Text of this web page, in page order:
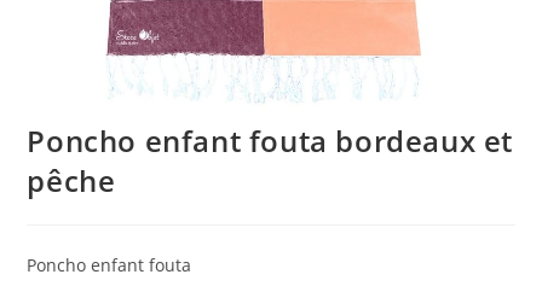
Poncho enfant fouta bordeaux et
pêche
Poncho enfant fouta